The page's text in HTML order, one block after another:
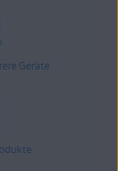
Geräte